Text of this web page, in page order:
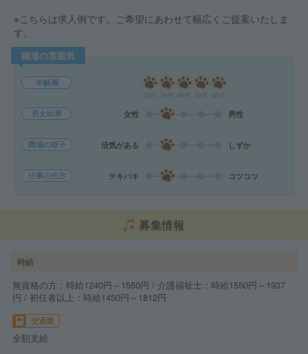
※こちらは求人例です。ご希望にあわせて幅広くご提案いたしま
す。
職場の雰囲気
年齢層
男女比率 女性 男性
職場の様子 活気がある しずか
仕事の仕方 テキパキ コツコツ
募集情報
時給
無資格の方：時給1240円～1550円 / 介護福祉士：時給1550円～1937
円 / 初任者以上：時給1450円～1812円
交通費
全額支給